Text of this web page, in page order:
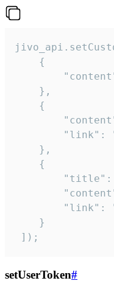
    {
    },
    {
"link":
    },
    {
"link":
    }
]);
setUserToken#